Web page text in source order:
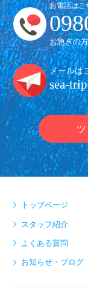
お電話はこ
お急ぎの
メールは
sea-
トップページ
スタッフ紹介
よくある質問
お知らせ・ブログ